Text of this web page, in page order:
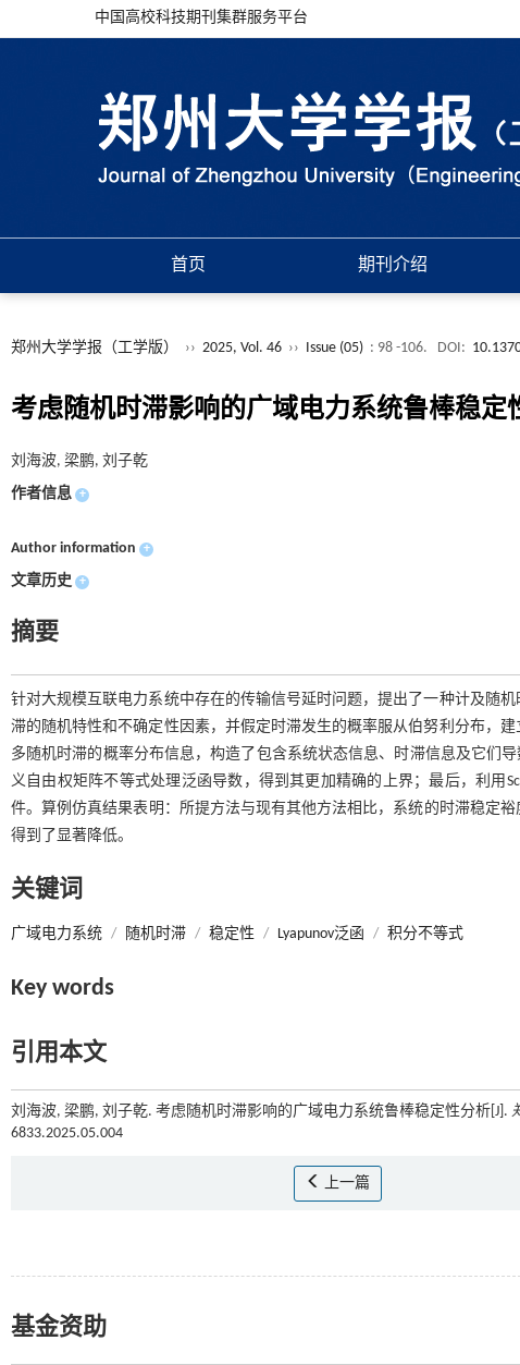
中国高校科技期刊集群服务平台
首页 期刊介绍
郑州大学学报（工学版） ›› 2025, Vol. 46 ›› Issue (05) : 98 -106. DOI:
考虑随机时滞影响的广域电力系统鲁棒稳定
刘海波, 梁鹏, 刘子乾
作者信息 +
Author information +
文章历史 +
摘要
针对大规模互联电力系统中存在的传输信号延时问题，提出了一种计及随
滞的随机特性和不确定性因素，并假定时滞发生的概率服从伯努利分布，
多随机时滞的概率分布信息，构造了包含系统状态信息、时滞信息及它们导
义自由权矩阵不等式处理泛函导数，得到其更加精确的上界；最后，利用
件。算例仿真结果表明：所提方法与现有其他方法相比，系统的时滞稳定
得到了显著降低。
关键词
广域电力系统 / 随机时滞 / 稳定性 / Lyapunov泛函 / 积分不等式
Key words
引用本文
刘海波, 梁鹏, 刘子乾. 考虑随机时滞影响的广域电力系统鲁棒稳定性分析[J].
6833.2025.05.004
上一篇
基金资助